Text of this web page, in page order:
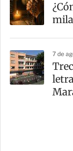
7 de